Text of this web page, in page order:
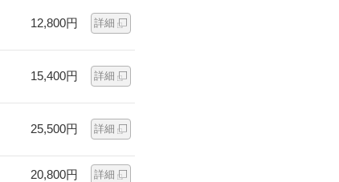
12,800円 詳細
15,400円 詳細
25,500円 詳細
20,800円 詳細